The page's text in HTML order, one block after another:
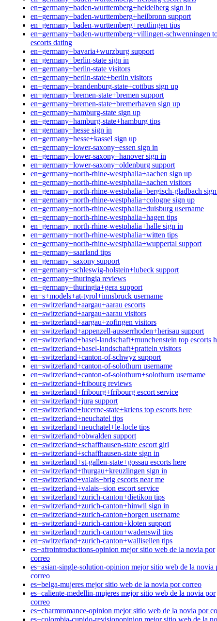
en+germany+baden-wurttemberg+heidelberg sign in
en+germany+baden-wurttemberg+heilbronn support
en+germany+baden-wurttemberg+reutlingen tips
en+germany+baden-wurttemberg+villingen-schwenningen
escorts dating
en+germany+bavaria+wurzburg support
en+germany+berlin-state sign in
en+germany+berlin-state visitors
en+germany+berlin-state+berlin visitors
en+germany+brandenburg-state+cottbus sign up
en+germany+bremen-state+bremen support
en+germany+bremen-state+bremerhaven sign up
en+germany+hamburg-state sign up
en+germany+hamburg-state+hamburg tips
en+germany+hesse sign in
en+germany+hesse+kassel sign up
en+germany+lower-saxony+essen sign in
en+germany+lower-saxony+hanover sign in
en+germany+lower-saxony+oldenburg support
en+germany+north-rhine-westphalia+aachen sign up
en+germany+north-rhine-westphalia+aachen visitors
en+germany+north-rhine-westphalia+bergisch-gladbach
en+germany+north-rhine-westphalia+cologne sign up
en+germany+north-rhine-westphalia+duisburg username
en+germany+north-rhine-westphalia+hagen tips
en+germany+north-rhine-westphalia+halle sign in
en+germany+north-rhine-westphalia+witten tips
en+germany+north-rhine-westphalia+wuppertal support
en+germany+saarland tips
en+germany+saxony support
en+germany+schleswig-holstein+lubeck support
en+germany+thuringia reviews
en+germany+thuringia+gera support
en+s+models+at-tyrol+innsbruck username
en+switzerland+aargau+aarau escorts
en+switzerland+aargau+aarau visitors
en+switzerland+aargau+zofingen visitors
en+switzerland+appenzell-ausserrhoden+herisau support
en+switzerland+basel-landschaft+munchenstein top escorts
en+switzerland+basel-landschaft+pratteln visitors
en+switzerland+canton-of-schwyz support
en+switzerland+canton-of-solothurn username
en+switzerland+canton-of-solothurn+solothurn username
en+switzerland+fribourg reviews
en+switzerland+fribourg+fribourg escort service
en+switzerland+jura support
en+switzerland+lucerne-state+kriens top escorts here
en+switzerland+neuchatel tips
en+switzerland+neuchatel+le-locle tips
en+switzerland+obwalden support
en+switzerland+schaffhausen-state escort girl
en+switzerland+schaffhausen-state sign in
en+switzerland+st-gallen-state+gossau escorts here
en+switzerland+thurgau+kreuzlingen sign in
en+switzerland+valais+brig escorts near me
en+switzerland+valais+sion escort service
en+switzerland+zurich-canton+dietikon tips
en+switzerland+zurich-canton+hinwil sign in
en+switzerland+zurich-canton+horgen username
en+switzerland+zurich-canton+kloten support
en+switzerland+zurich-canton+wadenswil tips
en+switzerland+zurich-canton+wallisellen tips
es+afrointroductions-opinion mejor sitio web de la novia por
correo
es+asian-single-solution-opinion mejor sitio web de la novia
correo
es+belga-mujeres mejor sitio web de la novia por correo
es+caliente-medellin-mujeres mejor sitio web de la novia por
correo
es+charmromance-opinion mejor sitio web de la novia por
es+colombia-cupido-revisionopinion mejor sitio web de la